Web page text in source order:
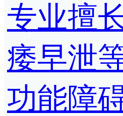
专业擅
痿早泄
功能障